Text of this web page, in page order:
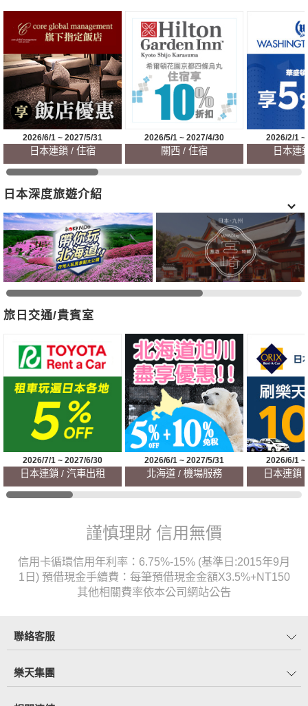
2026/6/1 ~ 2027/5/31
日本連鎖 / 住宿
2026/5/1 ~ 2027/4/30
關西 / 住宿
2026/2/1
日本連
日本深度旅遊介紹
旅日交通/貴賓室
2026/7/1 ~ 2027/6/30
日本連鎖 / 汽車出租
2026/6/1 ~ 2027/5/31
北海道 / 機場服務
2026/6/1
日本連鎖
謹慎理財 信用無價
信用卡循環信用年利率：6.75%-15% (基準日:2015年9月
1日) 預借現金手續費：每筆預借現金金額X3.5%+NT150
其他相關費率依本公司網站公告
聯絡客服
樂天集團